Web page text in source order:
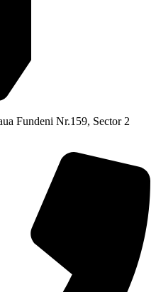
Fundeni Nr.159, Sector 2